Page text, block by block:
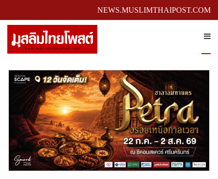
NEWS.MUSLIMTHAIPOST.COM